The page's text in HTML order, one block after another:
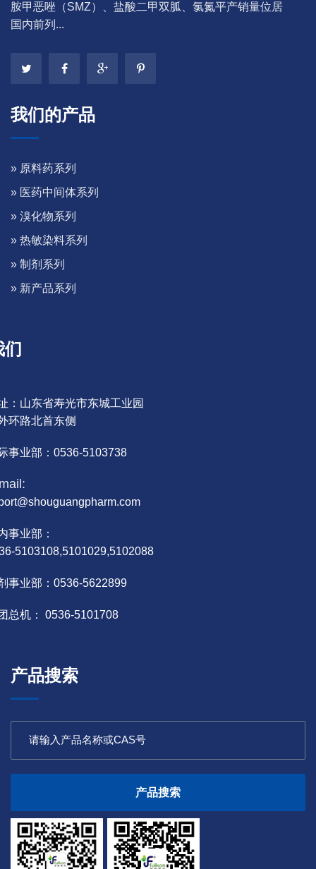
胺甲恶唑（SMZ）、盐酸二甲双胍、氯氮平产销量位居
国内前列...
我们的产品
» 原料药系列
» 医药中间体系列
» 溴化物系列
» 热敏染料系列
» 制剂系列
» 新产品系列
：山东省寿光市东城工业园
环路北首东侧
事业部：0536-5103738
事业部：
5103108,5101029,5102088
事业部：0536-5622899
总机： 0536-5101708
产品搜索
产品搜索